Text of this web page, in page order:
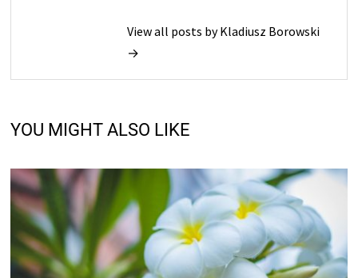
View all posts by Kladiusz Borowski
→
YOU MIGHT ALSO LIKE